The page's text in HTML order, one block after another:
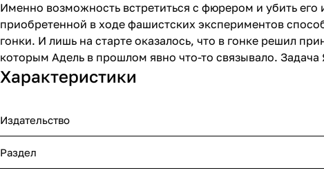
Именно возможность встретиться с фюрером и убить
приобретенной в ходе фашистских экспериментов
гонки. И лишь на старте оказалось, что в гонке решил
которым Адель в прошлом явно что-то связывало.
Характеристики
Издательство
Раздел